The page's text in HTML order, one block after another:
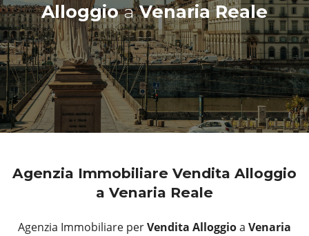
AlloggioaVenaria Reale
Agenzia Immobiliare Vendita Alloggio
a Venaria Reale
Agenzia Immobiliare perVendita Alloggioa Venaria